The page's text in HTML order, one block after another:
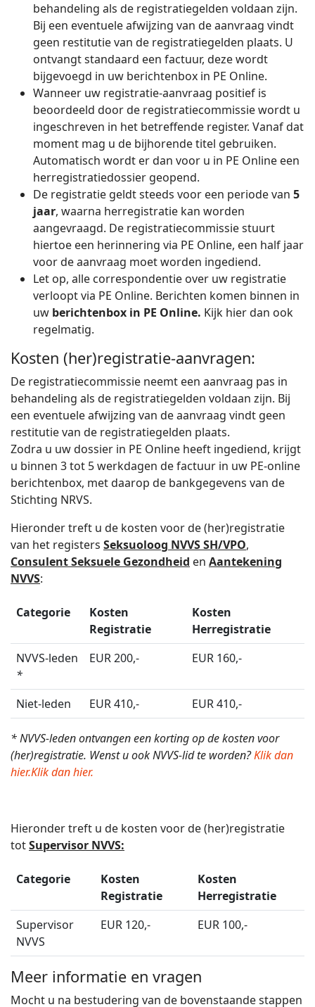
behandeling als de registratiegelden voldaan zijn.
Bij een eventuele afwijzing van de aanvraag vindt
geen restitutie van de registratiegelden plaats. U
ontvangt standaard een factuur, deze wordt
bijgevoegd in uw berichtenbox in PE Online.
Wanneer uw registratie-aanvraag positief is
beoordeeld door de registratiecommissie wordt u
ingeschreven in het betreffende register. Vanaf dat
moment mag u de bijhorende titel gebruiken.
Automatisch wordt er dan voor u in PE Online een
herregistratiedossier geopend.
De registratie geldt steeds voor een periode van 5
jaar, waarna herregistratie kan worden
aangevraagd. De registratiecommissie stuurt
hiertoe een herinnering via PE Online, een half jaar
voor de aanvraag moet worden ingediend.
Let op, alle correspondentie over uw registratie
verloopt via PE Online. Berichten komen binnen in
uw berichtenbox in PE Online. Kijk hier dan ook
regelmatig.
Kosten (her)registratie-aanvragen:
De registratiecommissie neemt een aanvraag pas in
behandeling als de registratiegelden voldaan zijn. Bij
een eventuele afwijzing van de aanvraag vindt geen
restitutie van de registratiegelden plaats.
Zodra u uw dossier in PE Online heeft ingediend, krijgt
u binnen 3 tot 5 werkdagen de factuur in uw PE-online
berichtenbox, met daarop de bankgegevens van de
Stichting NRVS.
Hieronder treft u de kosten voor de (her)registratie
van het registers Seksuoloog NVVS SH/VPO,
Consulent Seksuele Gezondheid en Aantekening
NVVS:
Categorie
Kosten
Registratie
Kosten
Herregistratie
NVVS-leden
*
EUR 200,- EUR 160,-
Niet-leden EUR 410,- EUR 410,-
* NVVS-leden ontvangen een korting op de kosten voor
(her)registratie. Wenst u ook NVVS-lid te worden?Klik dan
hier.Klik dan hier.
Hieronder treft u de kosten voor de (her)registratie
totSupervisor NVVS:
Categorie
Kosten
Registratie
Kosten
Herregistratie
Supervisor
NVVS
EUR 120,- EUR 100,-
Meer informatie en vragen
Mocht u na bestudering van de bovenstaande stappen